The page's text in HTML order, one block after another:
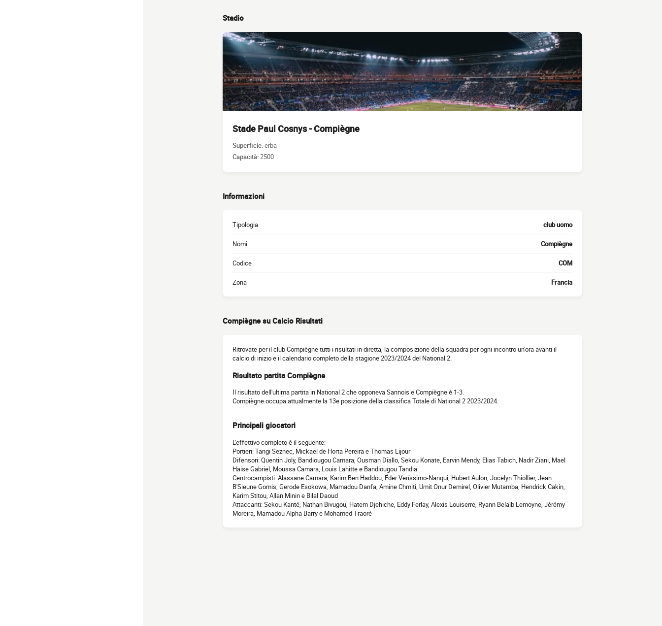
Stadio
Stade Paul Cosnys - Compiègne
Superficie:erba
Capacità:2500
Informazioni
Tipologia club uomo
Nomi Compiègne
Codice COM
Zona Francia
Compiègne su Calcio Risultati
Ritrovate per il club Compiègne tutti i risultati in diretta, la composizione della squadra per ogni incontro un'ora avanti il
calcio di inizio e il calendario completo della stagione 2023/2024 del National 2.
Risultato partita Compiègne
Il risultato dell'ultima partita in National 2 che opponeva Sannois e Compiègne è 1-3.
Compiègne occupa attualmente la 13e posizione della classifica Totale di National 2 2023/2024.
Principali giocatori
L'effettivo completo è il seguente:
Portieri: Tangi Seznec, Mickaël de Horta Pereira e Thomas Lijour
Difensori: Quentin Joly, Bandiougou Camara, Ousman Diallo, Sekou Konate, Earvin Mendy, Elias Tabich, Nadir Ziani, Mael
Haise Gabriel, Moussa Camara, Louis Lahitte e Bandiougou Tandia
Centrocampisti: Alassane Camara, Karim Ben Haddou, Éder Veríssimo-Nanqui, Hubert Aulon, Jocelyn Thiollier, Jean
B'Sieune Gomis, Gerode Esokowa, Mamadou Danfa, Amine Chmiti, Umit Onur Demirel, Olivier Mutamba, Hendrick Cakin,
Karim Stitou, Allan Minin e Bilal Daoud
Attaccanti: Sekou Kanté, Nathan Bivugou, Hatem Djehiche, Eddy Ferlay, Alexis Louiserre, Ryann Belaïb Lemoyne, Jérémy
Moreira, Mamadou Alpha Barry e Mohamed Traoré